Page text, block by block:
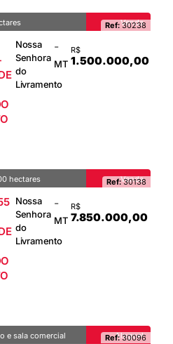
Venda
Ref:30238
Nossa
Senhora
do
Livramento
-
MT
R$
1.500.000,00
Venda
hectares Ref:30138
Nossa
Senhora
do
Livramento
-
MT
R$
7.850.000,00
Aluguel
e sala comercial Ref:30096